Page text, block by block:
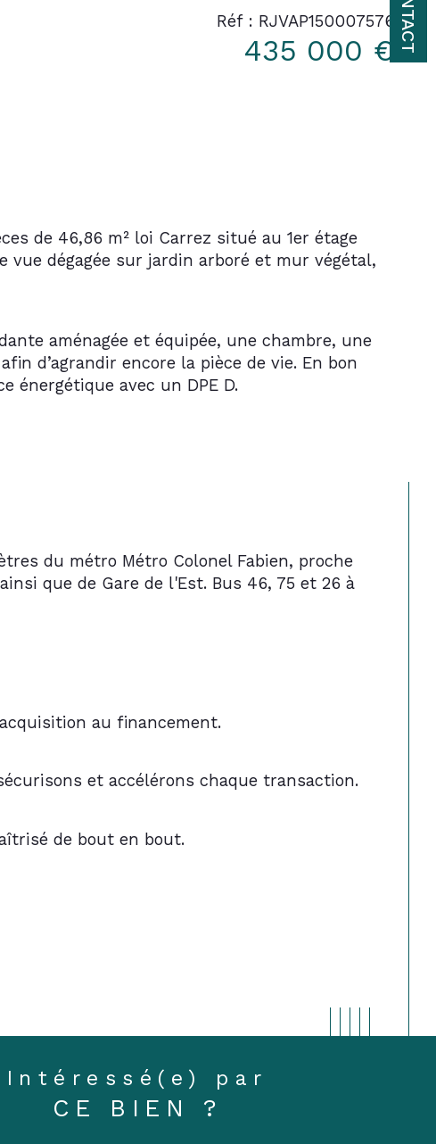
Réf : RJVAP150007576
435 000 €
de 46,86 m² loi Carrez situé au 1er étage
vue dégagée sur jardin arboré et mur végétal,
aménagée et équipée, une chambre, une
d’agrandir encore la pièce de vie. En bon
énergétique avec un DPE D.
du métro Métro Colonel Fabien, proche
que de Gare de l'Est. Bus 46, 75 et 26 à
au financement.
et accélérons chaque transaction.
de bout en bout.
Intéressé(e) par
CE BIEN ?